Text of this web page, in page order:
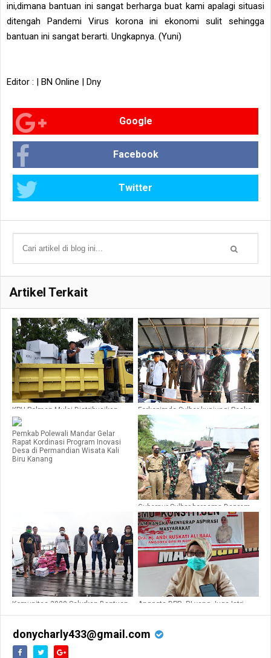
ini,dimana bantuan ini sangat berharga buat kami apalagi situasi
ditengah Pandemi Virus korona ini ekonomi sulit sehingga
bantuan ini sangat berarti. Ungkapnya. (Yuni)
Editor : | BN Online | Dny
Google
Facebook
Twitter
Artikel Terkait
KPU Polman Mulai Distribusikan
Logistik Pemilu ke Wilayah
Terpencil
Forkopimda Sulbar kunjungi Posko
covid 19 batas Polman - Pinrang
Pemkab Polewali Mandar Gelar
Rapat Kordinasi Program Inovasi
Desa di Permandian Wisata Kali
Biru Kanang
Gubernur Sulbar bersama Danrem
142/Tatag tinjau tanah longsor
Komunitas 2000 Salurkan Bantuan
Anggota DPR -RI yang Juga Istri
Wartawan yang ada di Polman
donycharly433@gmail.com